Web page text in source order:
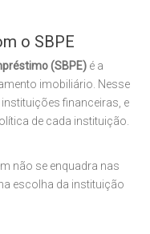
o SBPE
(SBPE) é a
imobiliário. Nesse
financeiras, e
de cada instituição.
não se enquadra nas
escolha da instituição